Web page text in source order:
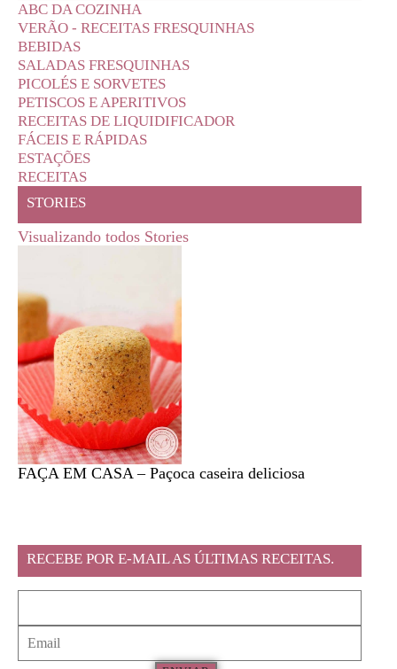
ABC DA COZINHA
VERÃO - RECEITAS FRESQUINHAS
BEBIDAS
SALADAS FRESQUINHAS
PICOLÉS E SORVETES
PETISCOS E APERITIVOS
RECEITAS DE LIQUIDIFICADOR
FÁCEIS E RÁPIDAS
ESTAÇÕES
RECEITAS
STORIES
Visualizando todos Stories
FAÇA EM CASA – Paçoca caseira deliciosa
RECEBE POR E-MAIL AS ÚLTIMAS RECEITAS.